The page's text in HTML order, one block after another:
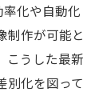
率化や自動化
制作が可能と
こうした最新
別化を図って